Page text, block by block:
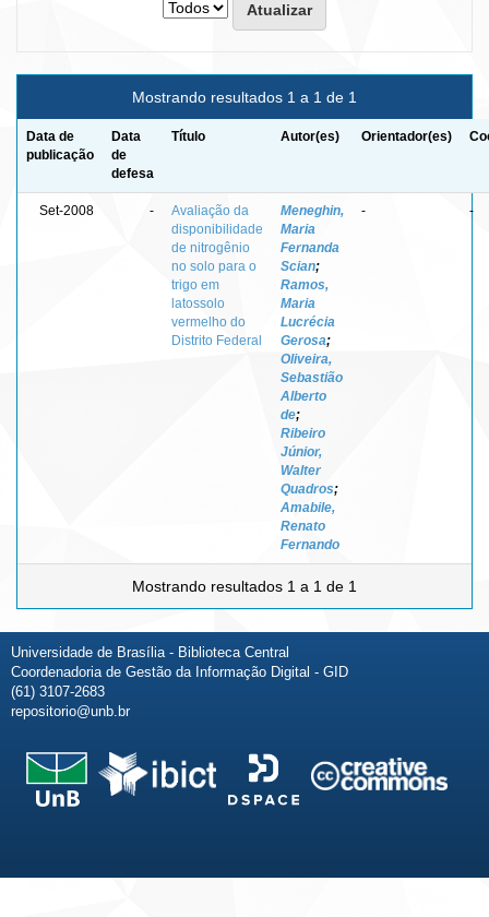
Mostrando resultados 1 a 1 de 1
Data de
publicação
Data
de
defesa
Título Autor(es) Orientador(es)
Set-2008 -
Avaliação da
disponibilidade
de nitrogênio
no solo para o
trigo em
latossolo
vermelho do
Distrito Federal
Meneghin,
Maria
Fernanda
Scian;
Ramos,
Maria
Lucrécia
Gerosa;
Oliveira,
Sebastião
Alberto
de;
Ribeiro
Júnior,
Walter
Quadros;
Amabile,
Renato
Fernando
- -
Mostrando resultados 1 a 1 de 1
Universidade de Brasília - Biblioteca Central
Coordenadoria de Gestão da Informação Digital - GID
(61) 3107-2683
repositorio@unb.br